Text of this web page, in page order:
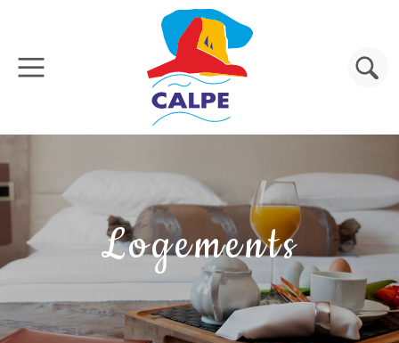
Aller au contenu principal
Rechercher
Logements